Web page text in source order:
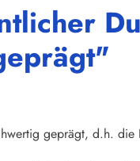
geprägt, d.h. die